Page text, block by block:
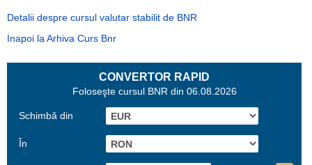
Detalii despre cursul valutar stabilit de BNR
Inapoi la Arhiva Curs Bnr
CONVERTOR RAPID
Foloseşte cursul BNR din 06.08.2026
Schimbă din
În